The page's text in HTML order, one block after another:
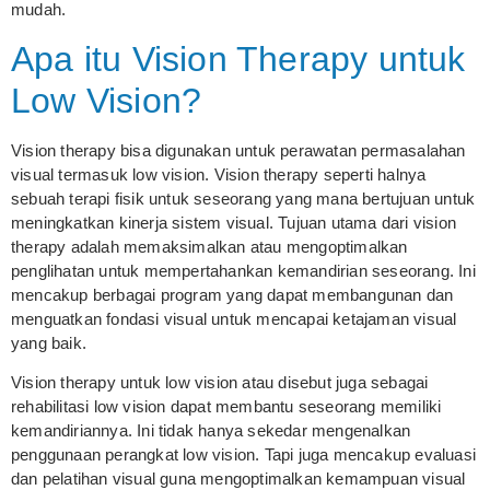
mudah.
Apa itu Vision Therapy untuk
Low Vision?
Vision therapy bisa digunakan untuk perawatan permasalahan
visual termasuk low vision. Vision therapy seperti halnya
sebuah terapi fisik untuk seseorang yang mana bertujuan untuk
meningkatkan kinerja sistem visual. Tujuan utama dari vision
therapy adalah memaksimalkan atau mengoptimalkan
penglihatan untuk mempertahankan kemandirian seseorang. Ini
mencakup berbagai program yang dapat membangunan dan
menguatkan fondasi visual untuk mencapai ketajaman visual
yang baik.
Vision therapy untuk low vision atau disebut juga sebagai
rehabilitasi low vision dapat membantu seseorang memiliki
kemandiriannya. Ini tidak hanya sekedar mengenalkan
penggunaan perangkat low vision. Tapi juga mencakup evaluasi
dan pelatihan visual guna mengoptimalkan kemampuan visual